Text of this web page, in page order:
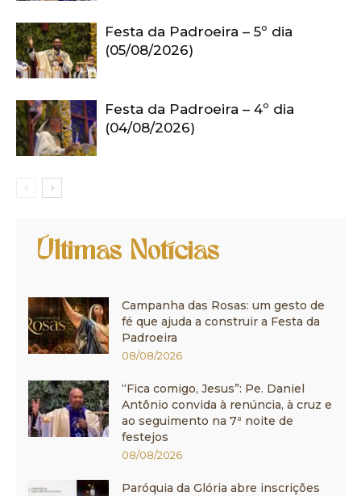
Festa da Padroeira – 5º dia
(05/08/2026)
Festa da Padroeira – 4º dia
(04/08/2026)
Últimas Notícias
Campanha das Rosas: um gesto de
fé que ajuda a construir a Festa da
Padroeira
08/08/2026
“Fica comigo, Jesus”: Pe. Daniel
Antônio convida à renúncia, à cruz e
ao seguimento na 7ª noite de
festejos
08/08/2026
Paróquia da Glória abre inscrições